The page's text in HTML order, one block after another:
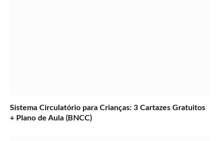
Sistema Circulatório para Crianças: 3 Cartazes Gratuitos
+ Plano de Aula (BNCC)